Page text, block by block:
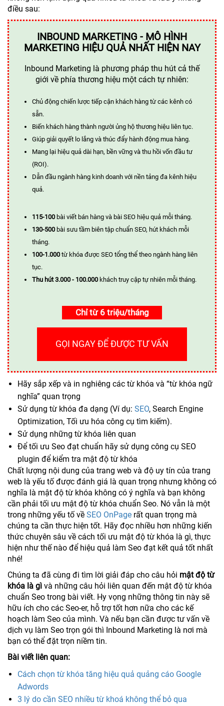
điều sau:
INBOUND MARKETING - MÔ HÌNH
MARKETING HIỆU QUẢ NHẤT HIỆN NAY
Inbound Marketing là phương pháp thu hút cả thế
giới về phía thương hiệu một cách tự nhiên:
Chủ động chiến lược tiếp cận khách hàng từ các kênh có
sẵn.
Biến khách hàng thành người ủng hộ thương hiệu liên tục.
Giúp giải quyết lo lắng và thúc đẩy hành động mua hàng.
Mang lại hiệu quả dài hạn, bền vững và thu hồi vốn đầu tư
(ROI).
Dẫn đầu ngành hàng kinh doanh với nền tảng đa kênh hiệu
quả.
115-100 bài viết bán hàng và bài SEO hiệu quả mỗi tháng.
130-500 bài sưu tầm biên tập chuẩn SEO, hút khách mỗi
tháng.
100-1.000 từ khóa được SEO tổng thể theo ngành hàng liên
tục.
Thu hút 3.000 - 100.000 khách truy cập tự nhiên mỗi tháng.
Chỉ từ 6 triệu/tháng
GỌI NGAY ĐỂ ĐƯỢC TƯ VẤN
Hãy sắp xếp và in nghiêng các từ khóa và “từ khóa ngữ
nghĩa” quan trọng
Sử dụng từ khóa đa dạng (Ví dụ: SEO, Search Engine
Optimization, Tối ưu hóa công cụ tìm kiếm).
Sử dụng những từ khóa liên quan
Để tối ưu Seo đạt chuẩn hãy sử dụng công cụ SEO
plugin để kiểm tra mật độ từ khóa
Chất lượng nội dung của trang web và độ uy tín của trang
web là yếu tố được đánh giá là quan trọng nhưng không có
nghĩa là mật độ từ khóa không có ý nghĩa và bạn không
cần phải tối ưu mật độ từ khóa chuẩn Seo. Nó vẫn là một
trong những yếu tố về SEO OnPage rất quan trọng mà
chúng ta cần thực hiện tốt. Hãy đọc nhiều hơn những kiến
thức chuyên sâu về cách tối ưu mật độ từ khóa là gì, thực
hiện như thế nào để hiệu quả làm Seo đạt kết quả tốt nhất
nhé!
Chúng ta đã cùng đi tìm lời giải đáp cho câu hỏi mật độ từ
khóa là gì và những câu hỏi liên quan đến mật độ từ khóa
chuẩn Seo trong bài viết. Hy vọng những thông tin này sẽ
hữu ích cho các Seo-er, hỗ trợ tốt hơn nữa cho các kế
hoạch làm Seo của mình. Và nếu bạn cần được tư vấn về
dịch vụ làm Seo trọn gói thì Inbound Marketing là nơi mà
bạn có thể đặt trọn niềm tin.
Bài viết liên quan:
Cách chọn từ khóa tăng hiệu quả quảng cáo Google
Adwords
3 lý do cần SEO nhiều từ khoá không thể bỏ qua